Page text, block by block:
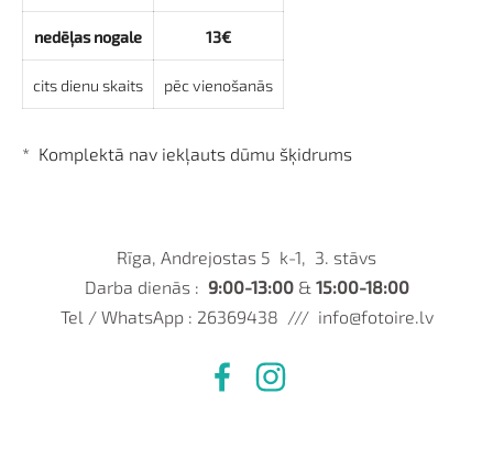
nedēļas nogale 13€
cits dienu skaits pēc vienošanās
* Komplektā nav iekļauts dūmu šķidrums
Rīga, Andrejostas 5 k-1, 3. stāvs
Darba dienās : 9:00-13:00 &15:00-18:00
Tel / WhatsApp : 26369438 /// info@fotoire.lv